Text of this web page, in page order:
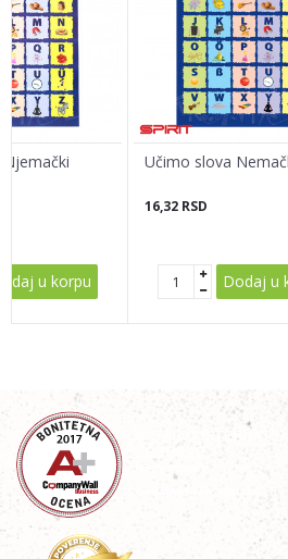
Email adresa
Poruka
POŠALJI
u korpu
Učimo slova
16,32 RSD
Dodaj u